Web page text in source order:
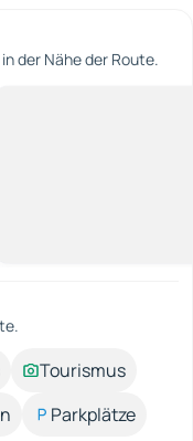
der Nähe der Route.
Tourismus
Parkplätze